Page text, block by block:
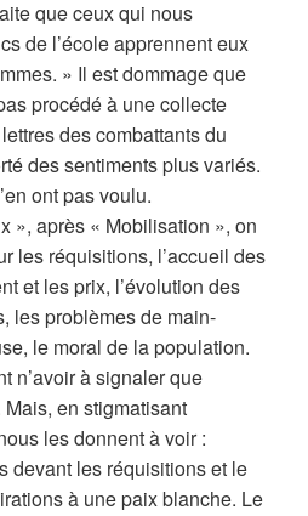
que ceux qui nous
de l’école apprennent eux
» Il est dommage que
procédé à une collecte
des combattants du
des sentiments plus variés.
ont pas voulu.
», après « Mobilisation », on
les réquisitions, l’accueil des
et les prix, l’évolution des
les problèmes de main-
le moral de la population.
n’avoir à signaler que
en stigmatisant
les donnent à voir :
devant les réquisitions et le
à une paix blanche. Le